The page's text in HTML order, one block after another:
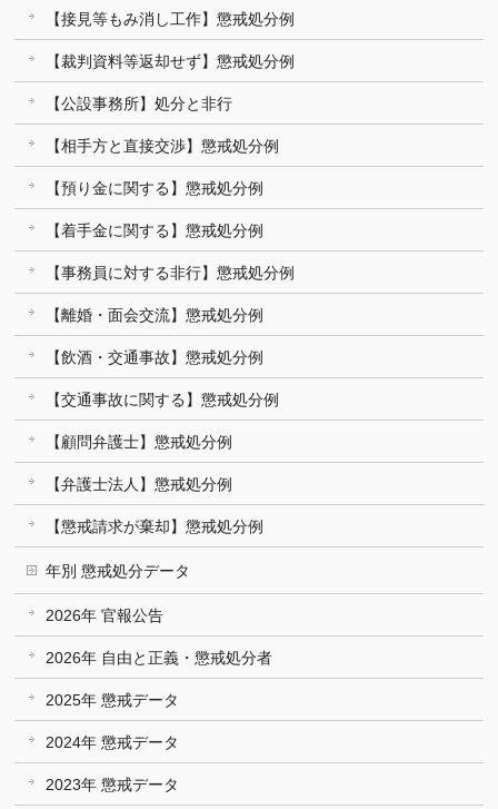
【接見等もみ消し工作】懲戒処分例
【裁判資料等返却せず】懲戒処分例
【公設事務所】処分と非行
【相手方と直接交渉】懲戒処分例
【預り金に関する】懲戒処分例
【着手金に関する】懲戒処分例
【事務員に対する非行】懲戒処分例
【離婚・面会交流】懲戒処分例
【飲酒・交通事故】懲戒処分例
【交通事故に関する】懲戒処分例
【顧問弁護士】懲戒処分例
【弁護士法人】懲戒処分例
【懲戒請求が棄却】懲戒処分例
年別 懲戒処分データ
2026年 官報公告
2026年 自由と正義・懲戒処分者
2025年 懲戒データ
2024年 懲戒データ
2023年 懲戒データ